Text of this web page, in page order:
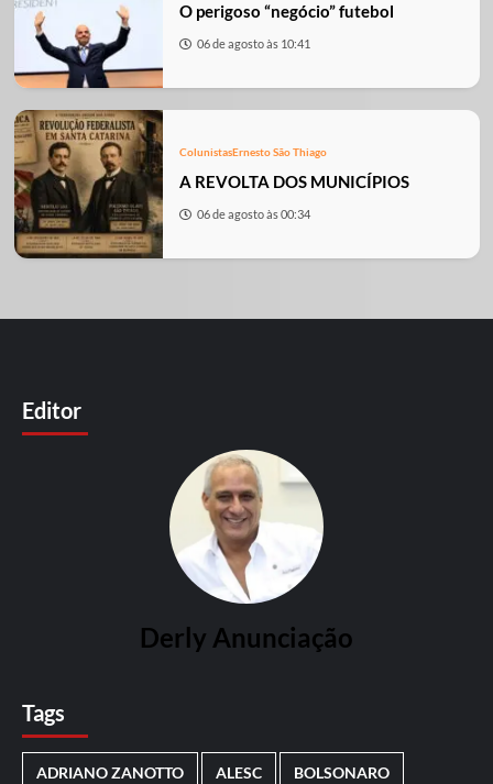
O perigoso “negócio” futebol
06 de agosto às 10:41
ColunistasErnesto São Thiago
A REVOLTA DOS MUNICÍPIOS
06 de agosto às 00:34
Editor
Derly Anunciação
Tags
ADRIANO ZANOTTO ALESC BOLSONARO